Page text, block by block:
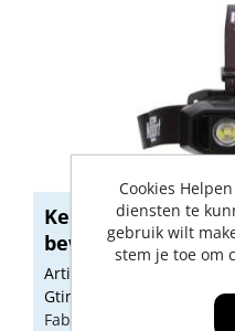
Kelfort hoofdlamp
bewegi...
Artikelnummer: 1524197
Gtin: 8714678197123
Fabrikant artikel nummer:
Cookies
diensten te
gebruik wilt
stem je toe om